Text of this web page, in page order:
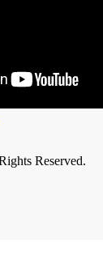
Reserved.